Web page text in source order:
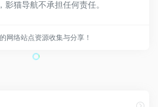
猫导航不承担任何责任。
网络站点资源收集与分享！